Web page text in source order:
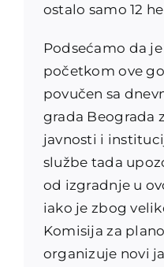
ostalo samo 12
Podsećamo da
početkom ove
povučen sa
grada Beograda
javnosti i
službe tada
od izgradnje u
iako je zbog
Komisija za
organizuje novi